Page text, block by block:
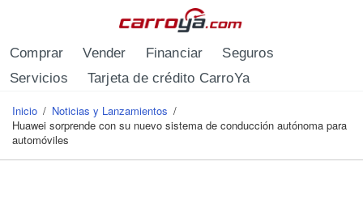
Comprar Vender Financiar
Seguros
Servicios
Tarjeta de crédito CarroYa
Se encuentra usted aquí
Inicio / Noticias y Lanzamientos /
Huawei sorprende con su nuevo sistema de conducción autónoma para
automóviles